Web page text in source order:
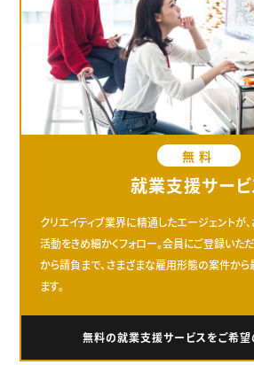
無料
就業支援サービ
クリエイティブ業界に精通したエージェントが
活動をきめ細かくフォロー。会員にご登録いた
から請負まで、さまざまな雇用形態の案件か
ます。
無料の就業支援サービスをご希望